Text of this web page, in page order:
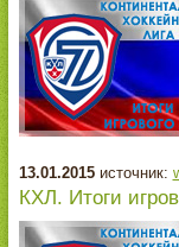
13.01.2015источник:
КХЛ. Итоги